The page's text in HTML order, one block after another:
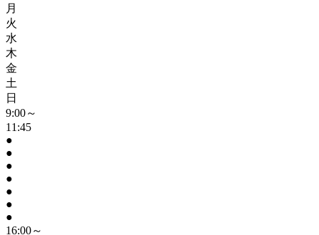
月
火
水
木
金
土
日
9:00～
11:45
●
●
●
●
●
●
●
16:00～